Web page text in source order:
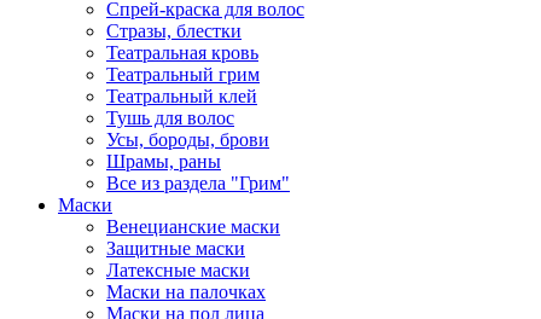
Спрей-краска для волос
Стразы, блестки
Театральная кровь
Театральный грим
Театральный клей
Тушь для волос
Усы, бороды, брови
Шрамы, раны
Все из раздела "Грим"
Маски
Венецианские маски
Защитные маски
Латексные маски
Маски на палочках
Маски на пол лица